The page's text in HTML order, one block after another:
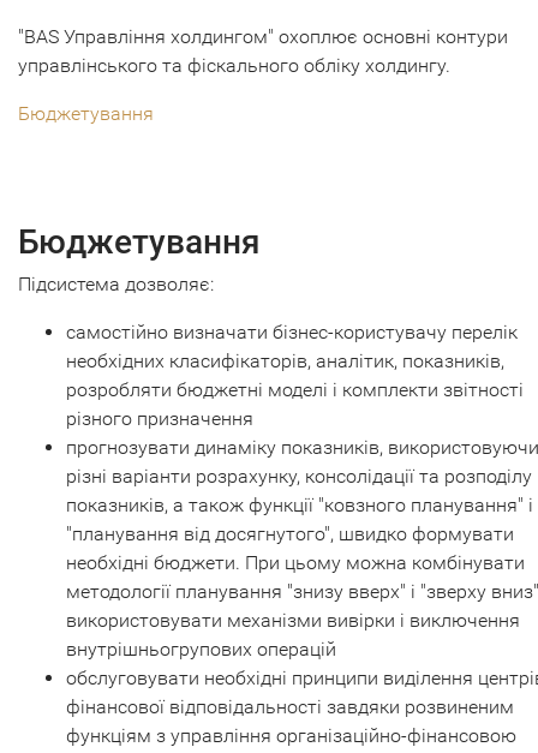
"BAS Управління холдингом" охоплює основні контури
управлінського та фіскального обліку холдингу.
Бюджетування
Бюджетування
Підсистема дозволяє:
самостійно визначати бізнес-користувачу перелік
необхідних класифікаторів, аналітик, показників,
розробляти бюджетні моделі і комплекти звітності
різного призначення
прогнозувати динаміку показників, використовуючи
різні варіанти розрахунку, консолідації та розподілу
показників, а також функції "ковзного планування" і
"планування від досягнутого", швидко формувати
необхідні бюджети. При цьому можна комбінувати
методології планування "знизу вверх" і "зверху
використовувати механізми вивірки і виключення
внутрішньогрупових операцій
обслуговувати необхідні принципи виділення
фінансової відповідальності завдяки розвиненим
функціям з управління організаційно-фінансовою